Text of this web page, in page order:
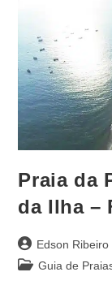
Praia da
da Ilha –
Edson Ribeiro
Guia de